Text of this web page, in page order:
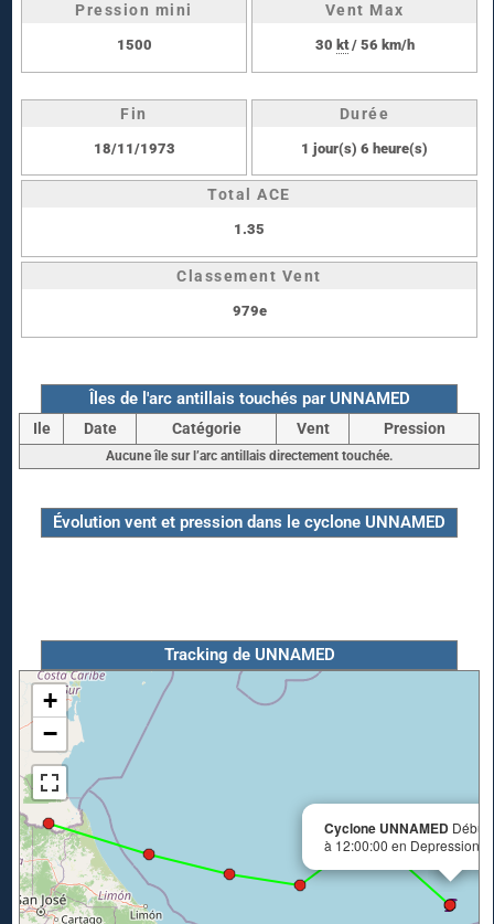
Pression mini
1500
Vent Max
30 kt/ 56 km/h
Fin
18/11/1973
Durée
1 jour(s) 6 heure(s)
Total ACE
1.35
Classement Vent
979e
Îles de l'arc antillais touchés par UNNAMED
Ile Date Catégorie Vent Pression
Aucune île sur l’arc antillais directement touchée.
Évolution vent et pression dans le cyclone UNNAMED
Tracking de UNNAMED
Cyclone UNNAMED Début
à 12:00:00 en Depression
+
−